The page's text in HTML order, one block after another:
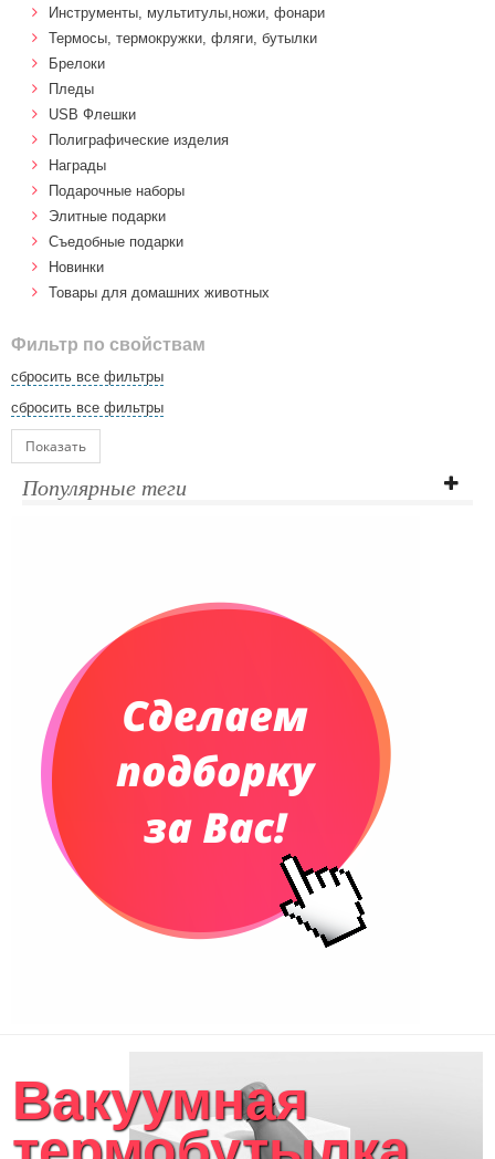
Инструменты, мультитулы,ножи, фонари
Термосы, термокружки, фляги, бутылки
Брелоки
Пледы
USB Флешки
Полиграфические изделия
Награды
Подарочные наборы
Элитные подарки
Cъедобные подарки
Новинки
Товары для домашних животных
Фильтр по свойствам
сбросить все фильтры
сбросить все фильтры
Показать
Популярные теги
Вакуумная